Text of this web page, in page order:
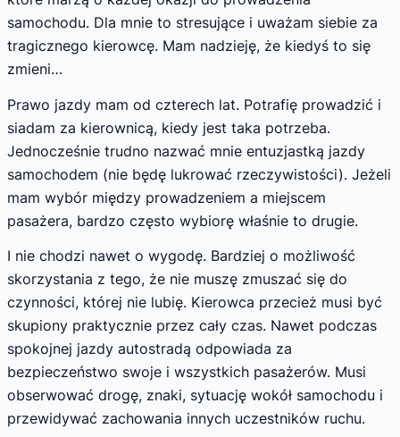
samochodu. Dla mnie to stresujące i uważam siebie za
tragicznego kierowcę. Mam nadzieję, że kiedyś to się
zmieni…
Prawo jazdy mam od czterech lat. Potrafię prowadzić i
siadam za kierownicą, kiedy jest taka potrzeba.
Jednocześnie trudno nazwać mnie entuzjastką jazdy
samochodem (nie będę lukrować rzeczywistości). Jeżeli
mam wybór między prowadzeniem a miejscem
pasażera, bardzo często wybiorę właśnie to drugie.
I nie chodzi nawet o wygodę. Bardziej o możliwość
skorzystania z tego, że nie muszę zmuszać się do
czynności, której nie lubię. Kierowca przecież musi być
skupiony praktycznie przez cały czas. Nawet podczas
spokojnej jazdy autostradą odpowiada za
bezpieczeństwo swoje i wszystkich pasażerów. Musi
obserwować drogę, znaki, sytuację wokół samochodu i
przewidywać zachowania innych uczestników ruchu.